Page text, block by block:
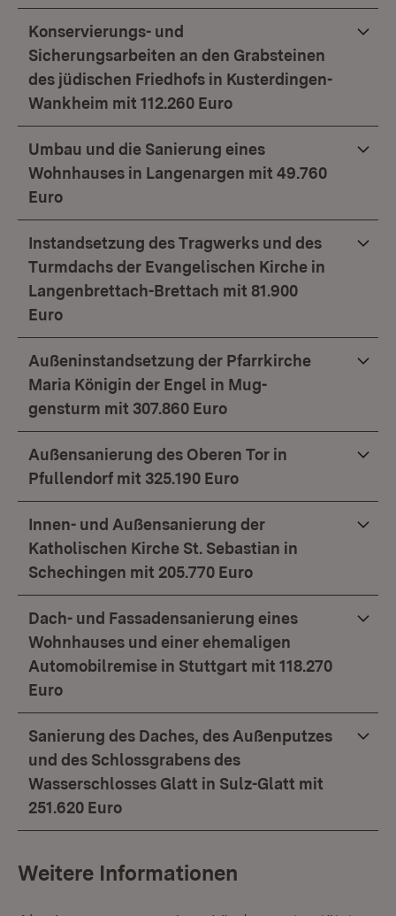
Konservierungs- und
Sicherungsarbeiten an den Grabsteinen
des jüdischen Friedhofs in Kusterdingen-
Wankheim mit 112.260 Euro
Umbau und die Sanierung eines
Wohnhauses in Langenargen mit 49.760
Euro
Instandsetzung des Tragwerks und des
Turmdachs der Evangelischen Kirche in
Langenbrettach-Brettach mit 81.900
Euro
Außeninstandsetzung der Pfarrkirche
Maria Königin der Engel in Mug-
gensturm mit 307.860 Euro
Außensanierung des Oberen Tor in
Pfullendorf mit 325.190 Euro
Innen- und Außensanierung der
Katholischen Kirche St. Sebastian in
Schechingen mit 205.770 Euro
Dach- und Fassadensanierung eines
Wohnhauses und einer ehemaligen
Automobilremise in Stuttgart mit 118.270
Euro
Sanierung des Daches, des Außenputzes
und des Schlossgrabens des
Wasserschlosses Glatt in Sulz-Glatt mit
251.620 Euro
Weitere Informationen